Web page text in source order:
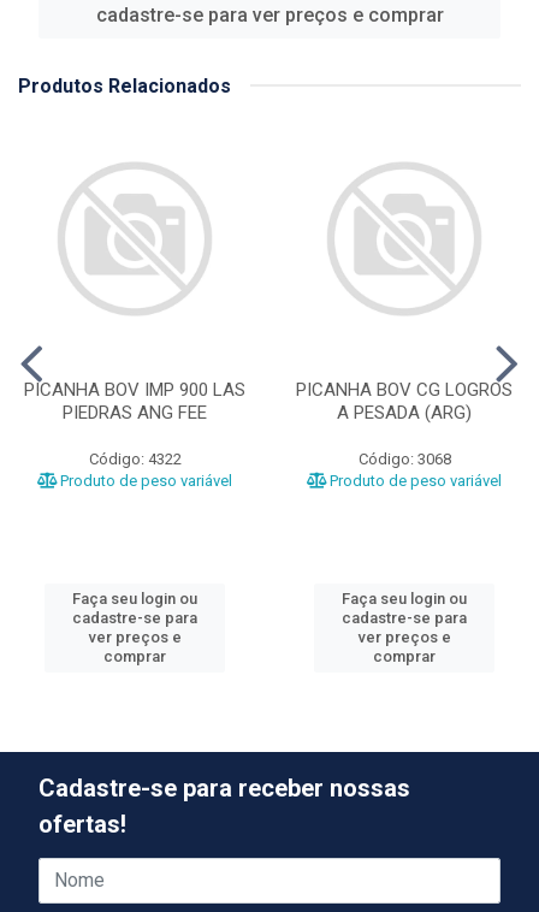
cadastre-se para ver preços e comprar
Produtos Relacionados
PICANHA BOV IMP 900 LAS
PIEDRAS ANG FEE
Código: 4322
Produto de peso variável
Faça seu login ou
cadastre-se para
ver preços e
comprar
PICANHA BOV CG LOGROS
A PESADA (ARG)
Código: 3068
Produto de peso variável
Faça seu login ou
cadastre-se para
ver preços e
comprar
Cadastre-se para receber nossas
ofertas!